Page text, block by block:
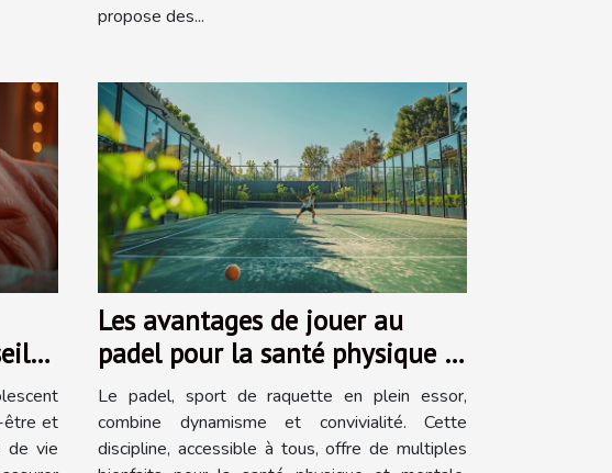
propose des...
être et
de vie
Les avantages de jouer au
padel pour la santé physique et
mentale
Le padel, sport de raquette en plein essor,
combine dynamisme et convivialité. Cette
discipline, accessible à tous, offre de multiples